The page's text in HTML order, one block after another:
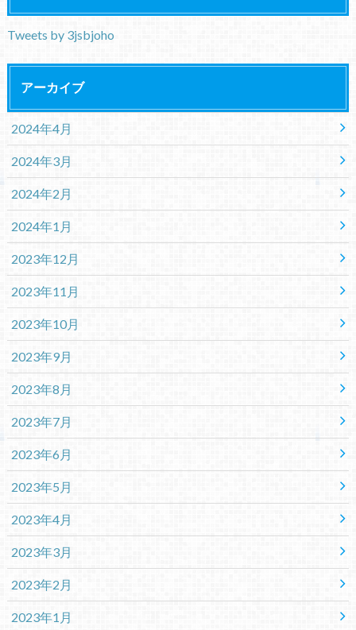
Tweets by 3jsbjoho
アーカイブ
2024年4月
2024年3月
2024年2月
2024年1月
2023年12月
2023年11月
2023年10月
2023年9月
2023年8月
2023年7月
2023年6月
2023年5月
2023年4月
2023年3月
2023年2月
2023年1月